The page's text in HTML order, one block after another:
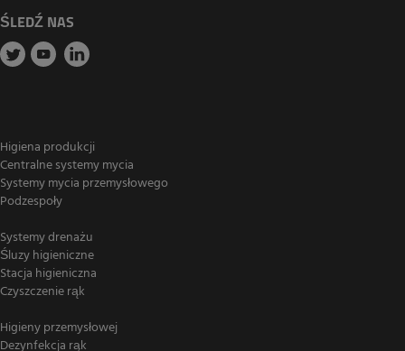
ŚLEDŹ NAS
Higiena produkcji
Centralne systemy mycia
Systemy mycia przemysłowego
Podzespoły
Systemy drenażu
Śluzy higieniczne
Stacja higieniczna
Czyszczenie rąk
Higieny przemysłowej
Dezynfekcja rąk